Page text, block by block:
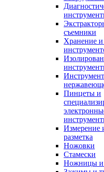
съемники
Хранение
Пинцеты и
Измерение
разметка
Ножовки
Стамески
Ножницы